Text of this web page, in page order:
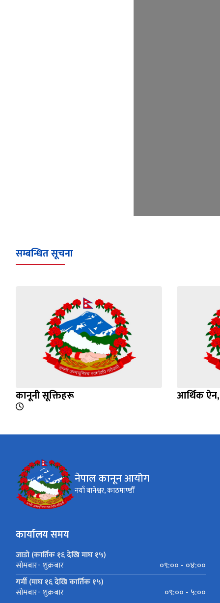
सम्बन्धित सूचना
कानूनी सूक्तिहरू आर्थिक
नेपाल कानून आयोग
नयाँ बानेश्वर, काठमाण्डौँ
कार्यालय समय
जाडो (कार्तिक १६ देखि माघ १५)
सोमबार- शुक्रबार
०९:०० - ०४:००
गर्मी (माघ १६ देखि कार्तिक १५)
सोमबार- शुक्रबार ०९:०० - ५:००